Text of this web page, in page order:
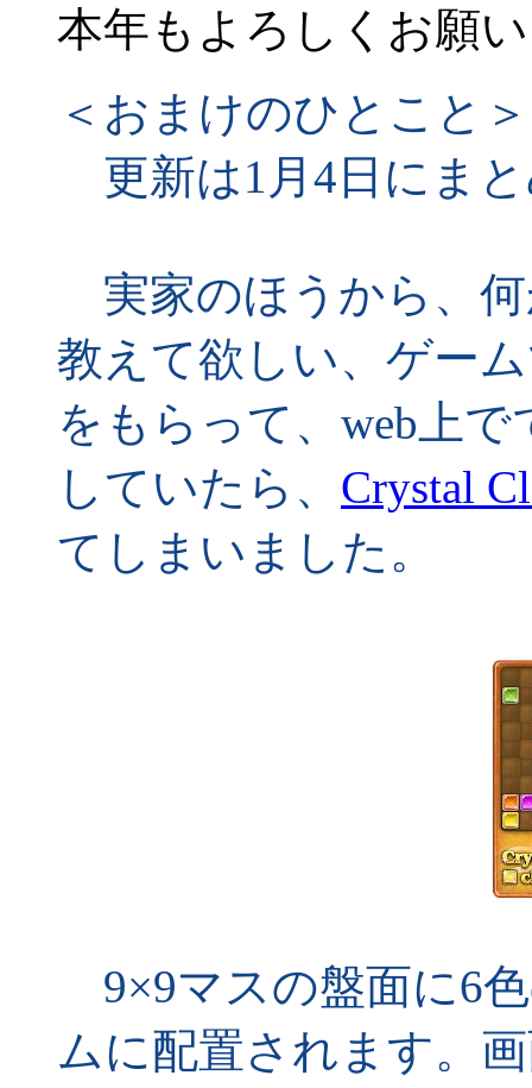
本年もよろしくお願
＜おまけのひとこと＞
更新は1月4日にま
実家のほうから、
教えて欲しい、ゲー
をもらって、web上
していたら、 Crystal
てしまいました。
9×9マスの盤面に6
ムに配置されます。